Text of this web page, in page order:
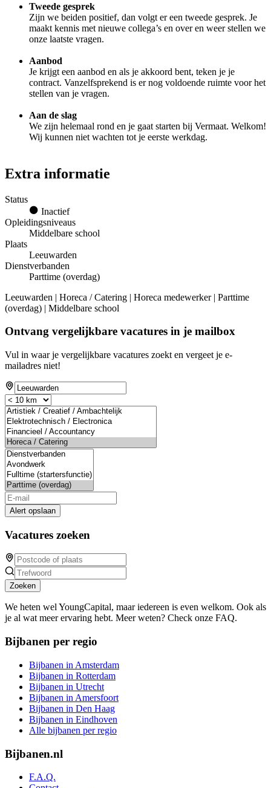
Tweede gesprek
Zijn we beiden positief, dan volgt er een tweede gesprek. Je
maakt kennis met nieuwe collega’s en over en weer stellen we
onze laatste vragen.
Aanbod
Je krijgt een aanbod en als je akkoord bent, teken je je
contract. Vanzelfsprekend is er nog voldoende ruimte voor het
stellen van je vragen.
Aan de slag
We zijn helemaal rond en je gaat starten bij Vermaat. Welkom!
Wij kunnen niet wachten tot je eerste werkdag.
Extra informatie
Status
Inactief
Opleidingsniveaus
Middelbare school
Plaats
Leeuwarden
Dienstverbanden
Parttime (overdag)
Leeuwarden | Horeca / Catering | Horeca medewerker | Parttime
(overdag) | Middelbare school
Ontvang vergelijkbare vacatures in je mailbox
Vul in waar je vergelijkbare vacatures zoekt en vergeet je e-
mailadres niet!
Alert opslaan
Vacatures zoeken
Zoeken
We heten wel YoungCapital, maar iedereen is even welkom. Ook als
je al wat meer ervaring hebt. Meer weten? Check onze FAQ.
Bijbanen per regio
Bijbanen in Amsterdam
Bijbanen in Rotterdam
Bijbanen in Utrecht
Bijbanen in Amersfoort
Bijbanen in Den Haag
Bijbanen in Eindhoven
Alle bijbanen per regio
Bijbanen.nl
F.A.Q.